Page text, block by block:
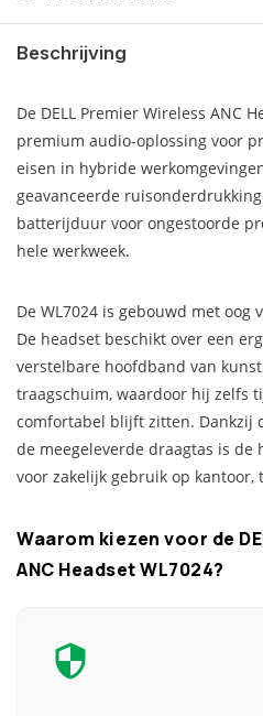
Beschrijving
De DELL Premier Wireless ANC
premium audio-oplossing voor
eisen in hybride
geavanceerde
batterijduur voor ongestoorde
hele werkweek.
De WL7024 is gebouwd met
De headset beschikt over een
verstelbare hoofdband van
traagschuim, waardoor hij zelfs
comfortabel blijft zitten. Dankzij
de meegeleverde draagtas is
voor zakelijk gebruik op kantoor,
Waarom kiezen voor de
ANC Headset WL7024?